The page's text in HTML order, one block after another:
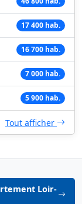
17 400 hab.
16 700 hab.
7 000 hab.
5 900 hab.
Tout afficher
Loir-